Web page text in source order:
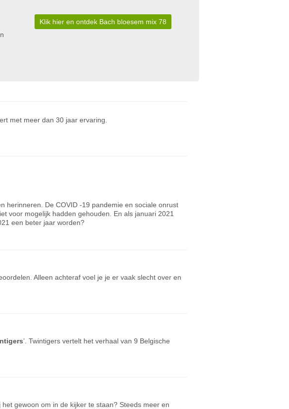
Klik hier en ontdek Bach bloesem mix 78
met meer dan 30 jaar ervaring.
herinneren. De COVID -19 pandemie en sociale onrust
voor mogelijk hadden gehouden. En als januari 2021
een beter jaar worden?
Alleen achteraf voel je je er vaak slecht over en
’. Twintigers vertelt het verhaal van 9 Belgische
gewoon om in de kijker te staan? Steeds meer en